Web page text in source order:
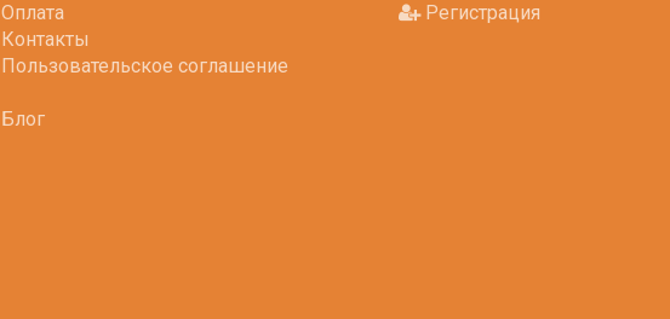
Оплата
Контакты
Пользовательское соглашение
Блог
Регистрация